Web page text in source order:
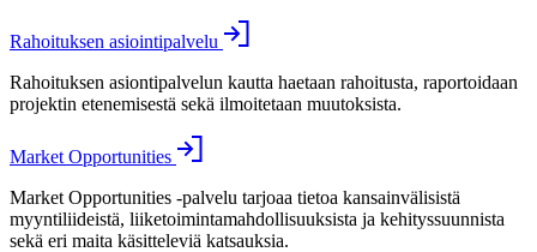
Rahoituksen asiointipalvelu
Rahoituksen asiontipalvelun kautta haetaan rahoitusta, raportoidaan
projektin etenemisestä sekä ilmoitetaan muutoksista.
Market Opportunities
Market Opportunities -palvelu tarjoaa tietoa kansainvälisistä
myyntiliideistä, liiketoimintamahdollisuuksista ja kehityssuunnista
sekä eri maita käsitteleviä katsauksia.